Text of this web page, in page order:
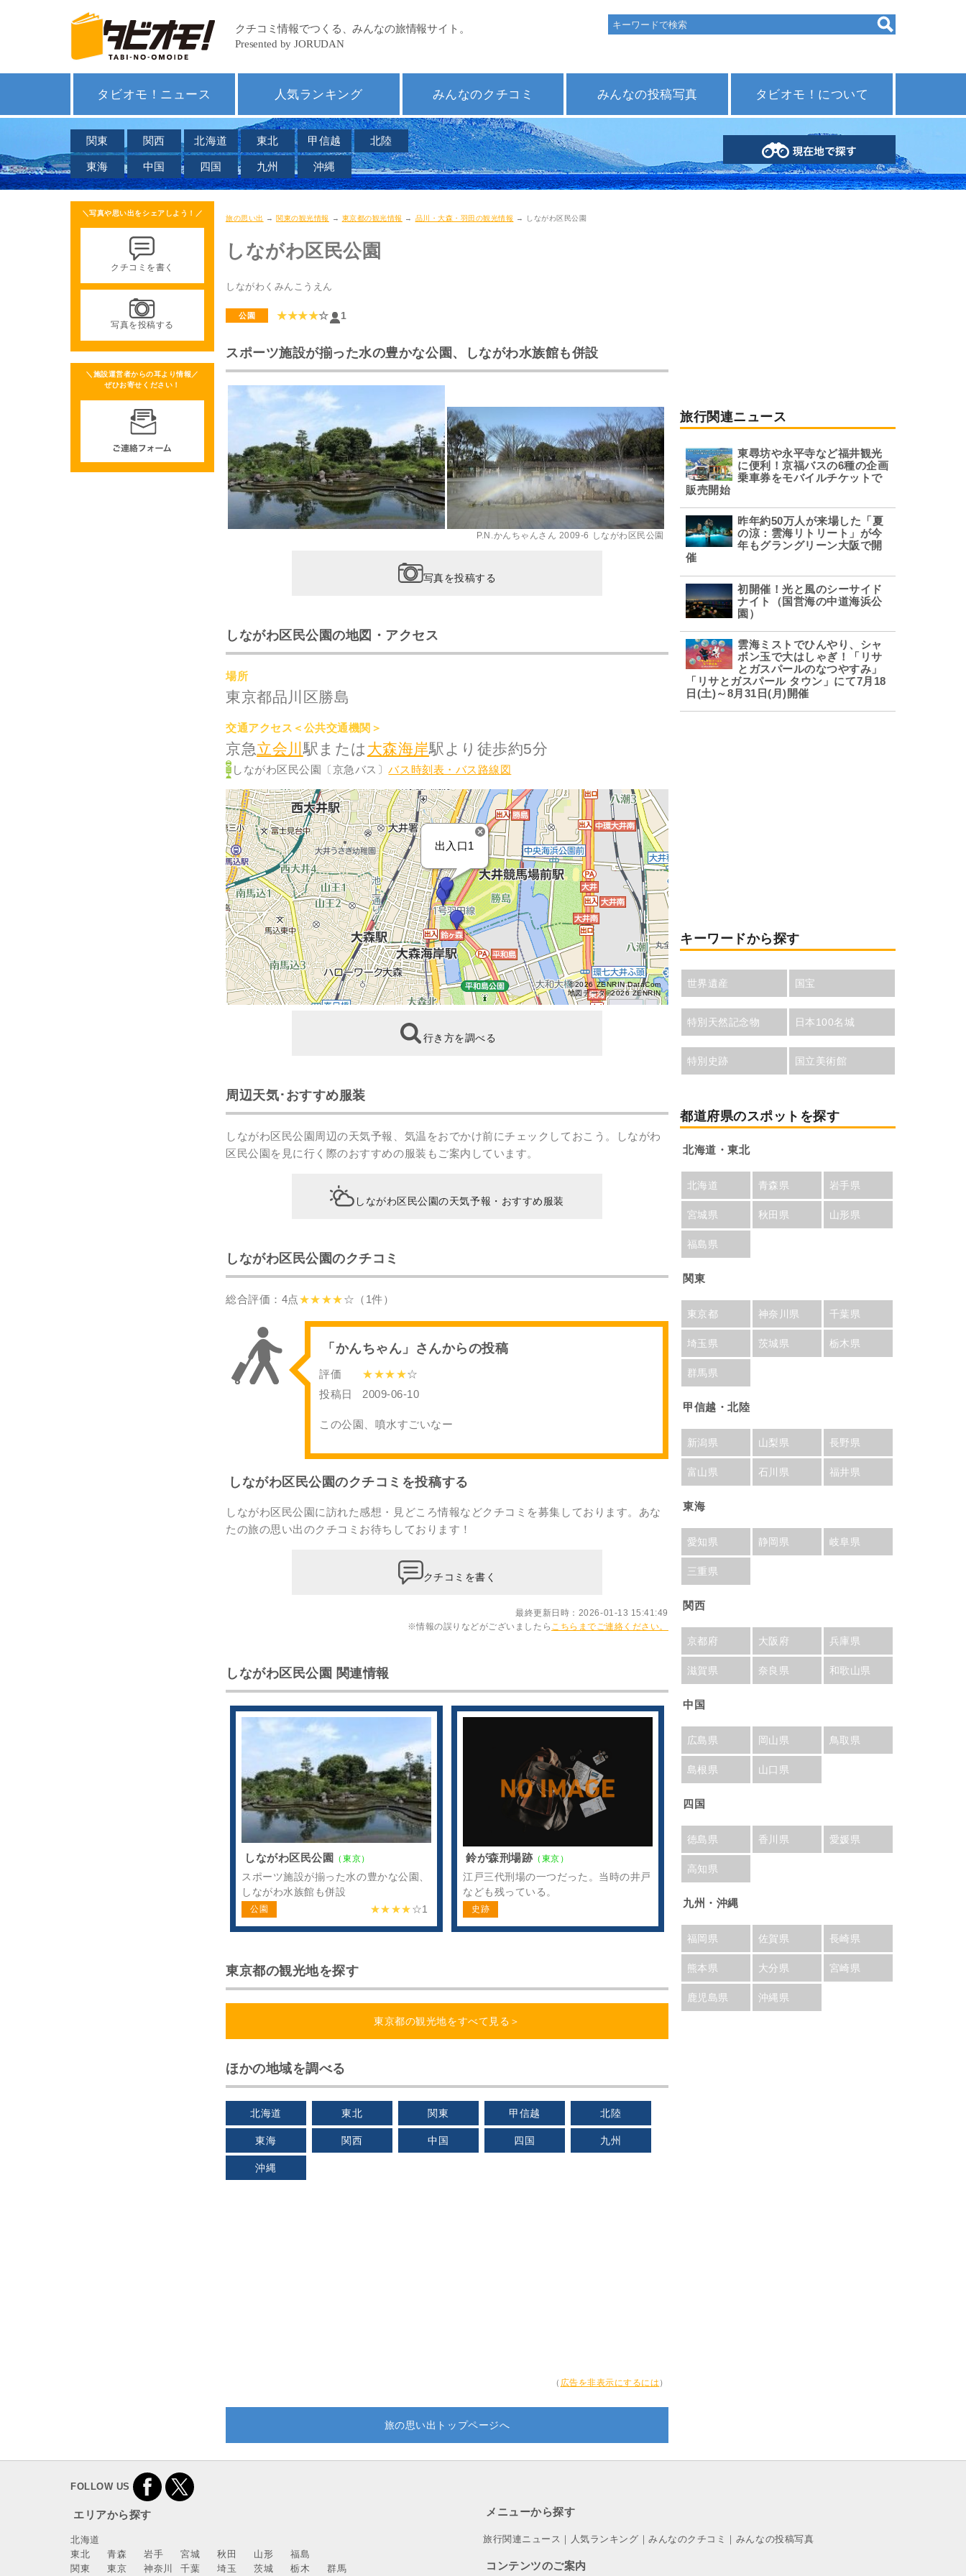
タビオモ！ニュース 人気ランキング みんなのクチコミ みんなの投稿写真 タビオモ！について
関東 関西 北海道 東北 甲信越 北陸
東海 中国 四国 九州 沖縄
旅の思い出 → 関東の観光情報 → 東京都の観光情報 → 品川・大森・羽田の観光情報 → しながわ区民公園
しながわ区民公園
しながわくみんこうえん
公園 ★★★★☆ 1
スポーツ施設が揃った水の豊かな公園、しながわ水族館も併設
P.N.かんちゃんさん 2009-6 しながわ区民公園
写真を投稿する
しながわ区民公園の地図・アクセス
場所
東京都品川区勝島
交通アクセス＜公共交通機関＞
京急立会川 駅または 大森海岸駅より徒歩約5分
しながわ区民公園〔京急バス〕バス時刻表・バス路線図
出入口1
©2026 ZENRIN DataCom
地図データ©2026 ZENRIN
行き方を調べる
周辺天気･おすすめ服装
しながわ区民公園周辺の天気予報、気温をおでかけ前にチェックしておこう。しながわ
区民公園を見に行く際のおすすめの服装もご案内しています。
しながわ区民公園の天気予報・おすすめ服装
しながわ区民公園のクチコミ
総合評価：4点★★★★☆（1件）
「かんちゃん」さんからの投稿
評価 ★★★★☆
投稿日
2009-06-10
この公園、噴水すごいなー
しながわ区民公園のクチコミを投稿する
しながわ区民公園に訪れた感想・見どころ情報などクチコミを募集しております。あな
たの旅の思い出のクチコミ お待ちしております！
クチコミを書く
最終更新日時：2026-01-13 15:41:49
※情報の誤りなどがございましたら こちらまでご連絡ください。
しながわ区民公園 関連情報
しながわ区民公園 （東京）
スポーツ施設が揃った水の豊かな公園、
しながわ水族館も併設
公園 ★★★★☆1
鈴が森刑場跡 （東京）
江戸三代刑場の一つだった。当時の井戸
なども残っている。
史跡
東京都の観光地を探す
東京都の観光地をすべて見る＞
ほかの地域を調べる
北海道 東北 関東 甲信越 北陸
東海 関西 中国 四国 九州
沖縄
（ 広告を非表示にするには ）
旅行関連ニュース
東尋坊や永平寺など福井観光
に便利！京福バスの6種の企画
乗車券をモバイルチケットで
販売開始
昨年約50万人が来場した「夏
の涼：雲海リトリート」が今
年もグラングリーン大阪で開
催
初開催！光と風のシーサイド
ナイト（国営海の中道海浜公
園）
雲海ミストでひんやり、シャ
ボン玉で大はしゃぎ！「リサ
とガスパールのなつやすみ」
「リサとガスパール タウン」にて7月18
日(土)～8月31日(月)開催
キーワードから探す
世界遺産 国宝
特別天然記念物 日本100名城
特別史跡 国立美術館
都道府県のスポットを探す
北海道・東北
北海道 青森県 岩手県
宮城県 秋田県 山形県
福島県
関東
東京都 神奈川県 千葉県
埼玉県 茨城県 栃木県
群馬県
甲信越・北陸
新潟県 山梨県 長野県
富山県 石川県 福井県
東海
愛知県 静岡県 岐阜県
三重県
関西
京都府 大阪府 兵庫県
滋賀県 奈良県 和歌山県
中国
広島県 岡山県 鳥取県
島根県 山口県
四国
徳島県 香川県 愛媛県
高知県
九州・沖縄
福岡県 佐賀県 長崎県
熊本県 大分県 宮崎県
鹿児島県 沖縄県
旅の思い出トップページへ
＼写真や思い出をシェアしよう！／
クチコミを書く
写真を投稿する
＼施設運営者からの耳より情報／
ぜひお寄せください！
FOLLOW US
エリアから探す
北海道
東北
青森 岩手 宮城 秋田 山形
福島
関東
東京 神奈川 千葉 埼玉 茨城 栃木 群馬
メニューから探す
旅行関連ニュース ｜ 人気ランキング ｜みんなのクチコミ ｜ みんなの投稿写真
コンテンツのご案内